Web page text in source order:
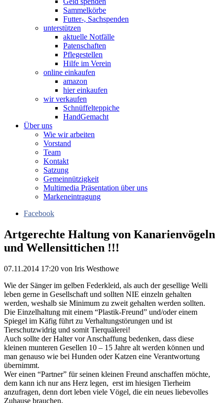
Sammelkörbe
Futter-, Sachspenden
unterstützen
aktuelle Notfälle
Patenschaften
Pflegestellen
Hilfe im Verein
online einkaufen
amazon
hier einkaufen
wir verkaufen
Schnüffelteppiche
HandGemacht
Über uns
Wie wir arbeiten
Vorstand
Team
Kontakt
Satzung
Gemeinnützigkeit
Multimedia Präsentation über uns
Markeneintragung
Facebook
Artgerechte Haltung von Kanarienvögeln
und Wellensittichen !!!
07.11.2014 17:20 von Iris Westhowe
Wie der Sänger im gelben Federkleid, als auch der gesellige Welli
leben gerne in Gesellschaft und sollten NIE einzeln gehalten
werden, weshalb sie Minimum zu zweit gehalten werden sollten.
Die Einzelhaltung mit einem “Plastik-Freund” und/oder einem
Spiegel im Käfig führt zu Verhaltungstörungen und ist
Tierschutzwidrig und somit Tierquälerei!
Auch sollte der Halter vor Anschaffung bedenken, dass diese
kleinen munteren Gesellen 10 – 15 Jahre alt werden können und
man genauso wie bei Hunden oder Katzen eine Verantwortung
übernimmt.
Wer einen “Partner” für seinen kleinen Freund anschaffen möchte,
dem kann ich nur ans Herz legen, erst im hiesigen Tierheim
anzufragen, denn dort leben viele Vögel, die ein neues liebevolles
Zuhause brauchen.